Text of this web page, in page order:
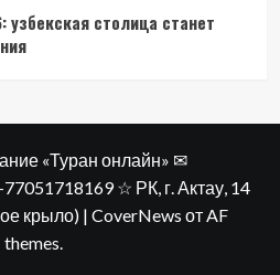
узбекская столица станет
«Туран онлайн» ✉
☆ РК, г. Актау​, 14
крыло) | CoverNews от AF
themes.